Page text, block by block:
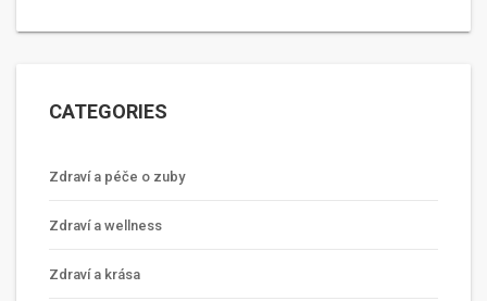
CATEGORIES
Zdraví a péče o zuby
Zdraví a wellness
Zdraví a krása